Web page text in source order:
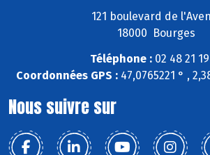
121 boulevard de
18000 Bourges
Téléphone :02 48 21 19
Coordonnées GPS : 47,0765221 ° ,
Nous suivre sur